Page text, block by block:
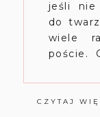
jeśli nie
do
wiele
poście.
CZYTAJ